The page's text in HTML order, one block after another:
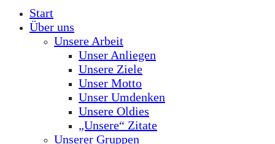
Start
Über uns
Unsere Arbeit
Unser Anliegen
Unsere Ziele
Unser Motto
Unser Umdenken
Unsere Oldies
„Unsere“ Zitate
Unserer Gruppen